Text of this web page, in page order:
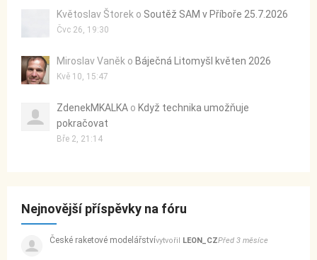
Květoslav Štorek o Soutěž SAM v Příboře 25.7.2026
Čvc 26, 19:30
Miroslav Vaněk o Báječná Litomyšl květen 2026
Kvě 10, 15:47
ZdenekMKALKA o Když technika umožňuje
pokračovat
Bře 2, 21:14
Nejnovější příspěvky na fóru
České raketové modelářstvívytvořil LEON_CZPřed 3 měsíce